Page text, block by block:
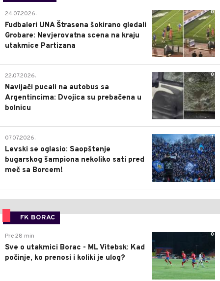
0
24.07.2026.
Fudbaleri UNA Štrasena šokirano gledali
Grobare: Nevjerovatna scena na kraju
utakmice Partizana
0
22.07.2026.
Navijači pucali na autobus sa
Argentincima: Dvojica su prebačena u
bolnicu
1
07.07.2026.
Levski se oglasio: Saopštenje
bugarskog šampiona nekoliko sati pred
meč sa Borcem!
FK BORAC
0
Pre 28 min
Sve o utakmici Borac - ML Vitebsk: Kad
počinje, ko prenosi i koliki je ulog?